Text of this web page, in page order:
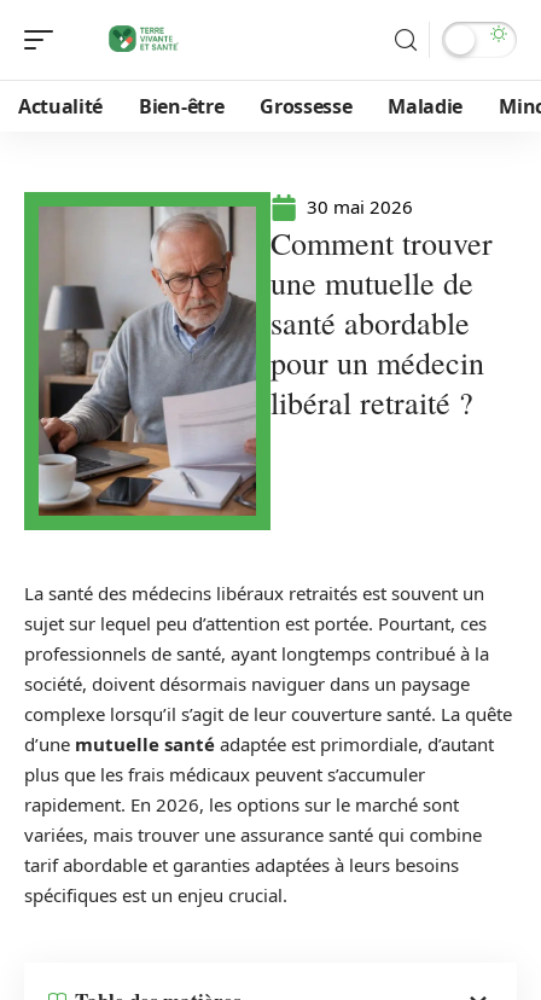
Actualité Bien-être Grossesse Maladie
30 mai 2026
Comment trouver
une mutuelle de
santé abordable
pour un médecin
libéral retraité ?
La santé des médecins libéraux retraités est souvent un
sujet sur lequel peu d’attention est portée. Pourtant, ces
professionnels de santé, ayant longtemps contribué à la
société, doivent désormais naviguer dans un paysage
complexe lorsqu’il s’agit de leur couverture santé. La quête
d’une mutuelle santé adaptée est primordiale, d’autant
plus que les frais médicaux peuvent s’accumuler
rapidement. En 2026, les options sur le marché sont
variées, mais trouver une assurance santé qui combine
tarif abordable et garanties adaptées à leurs besoins
spécifiques est un enjeu crucial.